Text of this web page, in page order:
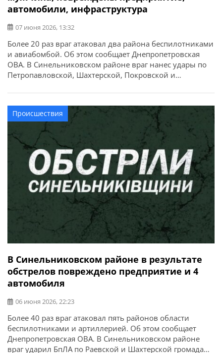
автомобили, инфраструктура
07 июня 2026, 13:32
Более 20 раз враг атаковал два района беспилотниками
и авиабомбой. Об этом сообщает Днепропетровская
ОВА. В Синельниковском районе враг нанес удары по
Петропавловской, Шахтерской, Покровской и
из-за атаки FPV-дрона ранен 35-летний мужчина (будет
лечиться амбулаторно). Также ударили БпЛА.
Произошли пожары. Поврежден грузовой автомобиль,
предприятие и инфраструктура. В Николаевской
громаде беспилотник […]
Происшествия
В Синельниковском районе в результате
обстрелов повреждено предприятие и 4
автомобиля
06 июня 2026, 22:23
Более 40 раз враг атаковал пять районов области
беспилотниками и артиллерией. Об этом сообщает
Днепропетровская ОВА. В Синельниковском районе
враг ударил БпЛА по Раевской и Шахтерской громадам.